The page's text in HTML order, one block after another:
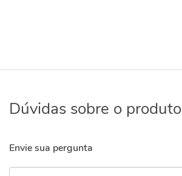
Dúvidas sobre o produto
Envie sua pergunta